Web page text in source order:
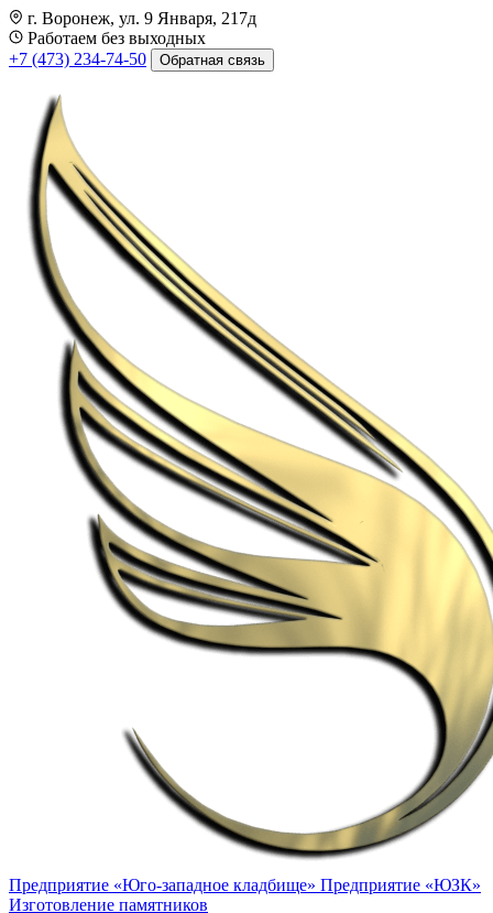
г. Воронеж, ул. 9 Января, 217д
Работаем без выходных
+7 (473) 234-74-50
Обратная связь
Предприятие «Юго-западное кладбище» Предприятие «ЮЗК»
Изготовление памятников